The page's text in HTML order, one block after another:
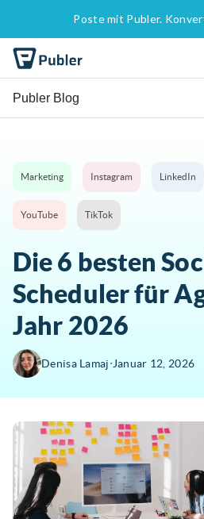
Poste mit Publer.
Publer Blog
Marketing Instagram LinkedIn
YouTube TikTok
Die 6 besten
Scheduler für
Jahr 2026
Denisa Lamaj∙Januar 12, 2026